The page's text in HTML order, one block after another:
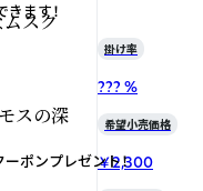
ムスク
スの深
掛け率
??? %
希望小売価格
￥2,300
ます！
ポンプレゼント！